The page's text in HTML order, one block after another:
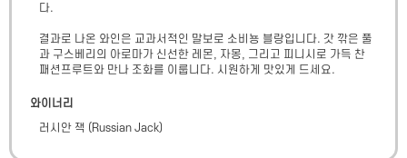
다.
결과로 나온 와인은 교과서적인 말보로 소비뇽 블랑입니다. 갓 깎은 풀
과 구스베리의 아로마가 신선한 레몬, 자몽, 그리고 피니시로 가득 찬
패션프루트와 만나 조화를 이룹니다. 시원하게 맛있게 드세요.
와이너리
러시안 잭 ( Russian Jack)